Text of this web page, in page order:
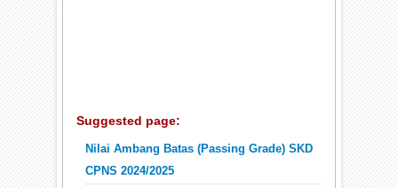
Suggested page:
Nilai Ambang Batas (Passing Grade) SKD
CPNS 2024/2025